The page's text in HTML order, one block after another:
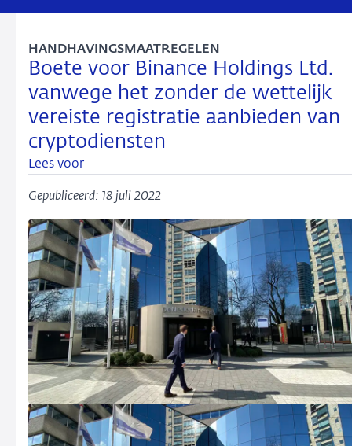
Boete voor Binance Holdings Ltd.
vanwege het zonder de wettelijk
vereiste registratie aanbieden van
cryptodiensten
HANDHAVINGSMAATREGELEN
Lees voor
Gepubliceerd: 18 juli 2022